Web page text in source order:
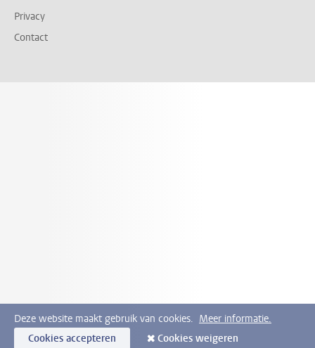
Privacy
Contact
Deze website maakt gebruik van cookies. Meer informatie.
Cookies accepteren
Cookies weigeren